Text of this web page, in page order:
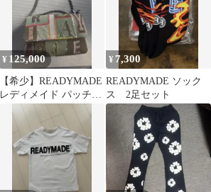
¥ 125,000
【希少】READYMADE
レディメイド パッチワ
ーク チェーンバッグ
¥ 7,300
READYMADE ソック
ス 2足セット